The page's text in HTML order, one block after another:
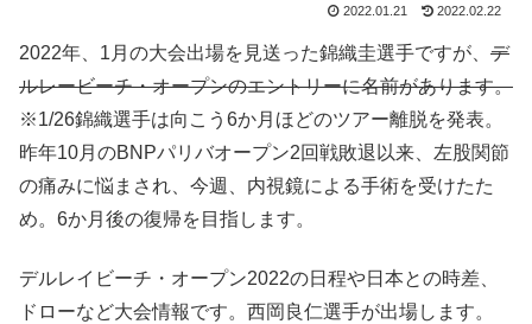
2022.01.21 2022.02.22
2022年、1月の大会出場を見送った錦織圭選手ですが、 デ
ルレービーチ・オープンのエントリーに名前があります。
※1/26錦織選手は向こう6か月ほどのツアー離脱を発表。
昨年10月のBNPパリバオープン2回戦敗退以来、左股関節
の痛みに悩まされ、今週、内視鏡による手術を受けたた
め。6か月後の復帰を目指します。
デルレイビーチ・オープン2022の日程や日本との時差、
ドローなど大会情報です。西岡良仁選手が出場します。